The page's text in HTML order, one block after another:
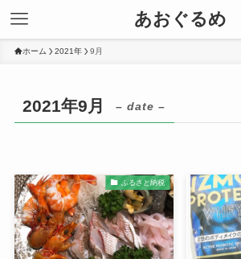
あおぐるめ
ホーム 2021年 9月
2021年9月 – date –
ふるさと納税